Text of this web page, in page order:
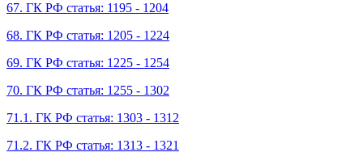
67. ГК РФ статья: 1195 - 1204
68. ГК РФ статья: 1205 - 1224
69. ГК РФ статья: 1225 - 1254
70. ГК РФ статья: 1255 - 1302
71.1. ГК РФ статья: 1303 - 1312
71.2. ГК РФ статья: 1313 - 1321